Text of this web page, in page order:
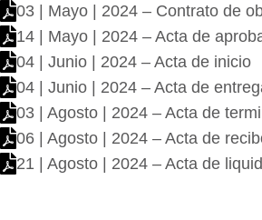
03 | Mayo | 2024 – Contrato de
14 | Mayo | 2024 – Acta de
04 | Junio | 2024 – Acta de inicio
04 | Junio | 2024 – Acta de
03 | Agosto | 2024 – Acta de
06 | Agosto | 2024 – Acta de
21 | Agosto | 2024 – Acta de